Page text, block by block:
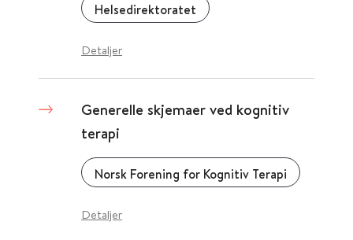
Helsedirektoratet
Detaljer
Generelle skjemaer ved kognitiv
terapi
Norsk Forening for Kognitiv Terapi
Detaljer